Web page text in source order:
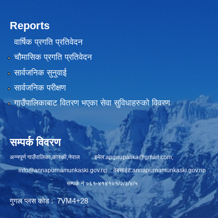
Reports
वार्षिक प्रगति प्रतिवेदन
चौमासिक प्रगति प्रतिवेदन
सार्वजनिक सुनुवाई
सार्वजनिक परीक्षण
गाउँपालिकाबाट वितरण भएका सेवा सुविधाहरुको विवरण
सम्पर्क विवरण
अन्नपूर्ण गाउँपालिका,कास्की,नेपाल इमेल:apgaupalika@gmail.com,
info@annapurnamunkaski.gov.npवेबसाईट:annapurnamunkaski.gov.np
सम्पर्क नं:०६१-४१४१०१/२/३/४/५
गुगल प्लस कोड : 7VM4+28